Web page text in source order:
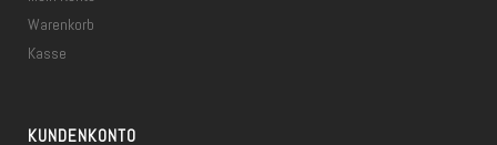
Warenkorb
Kasse
KUNDENKONTO